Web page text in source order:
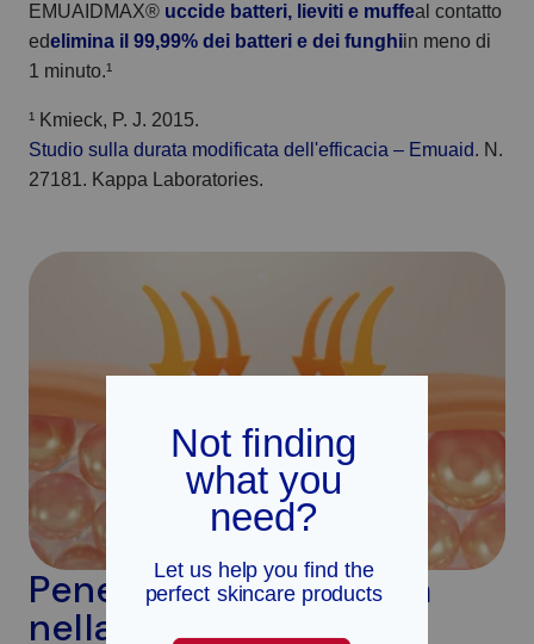
EMUAIDMAX® uccide batteri, lieviti e muffeal contatto
edelimina il 99,99% dei batteri e dei funghiin meno di
1 minuto.¹
¹ Kmieck, P. J. 2015.
Studio sulla durata modificata dell'efficacia – Emuaid. N.
27181. Kappa Laboratories.
Penetra in profondità
nella pelle